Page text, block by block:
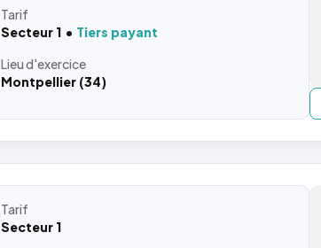
Tarif
Secteur 1
Tiers payant
Lieud'exercice
Montpellier (34)
Tarif
Secteur 1